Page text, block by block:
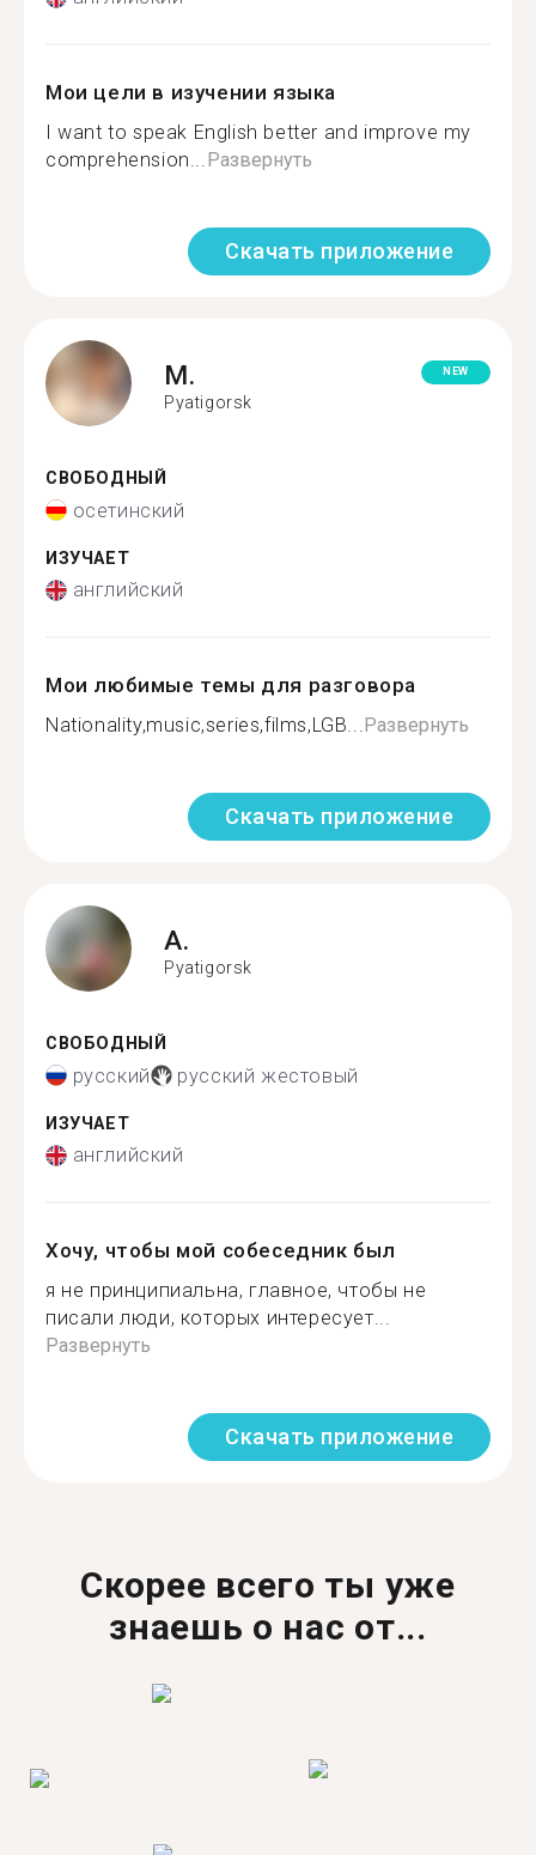
Мои цели в изучении языка
I want to speak English better and improve my
comprehension...Развернуть
Скачать приложение
M.
Pyatigorsk
NEW
СВОБОДНЫЙ
осетинский
ИЗУЧАЕТ
английский
Мои любимые темы для разговора
Nationality,music,series,films,LGB...Развернуть
Скачать приложение
A.
Pyatigorsk
СВОБОДНЫЙ
русский русский жестовый
ИЗУЧАЕТ
английский
Хочу, чтобы мой собеседник был
я не принципиальна, главное, чтобы не
писали люди, которых интересует...
Развернуть
Скачать приложение
Скорее всего ты уже
знаешь о нас от...